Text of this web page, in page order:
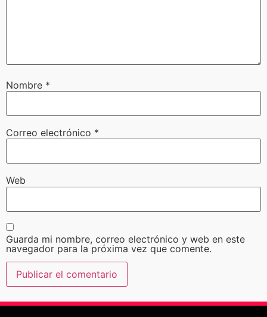
Nombre *
Correo electrónico *
Web
Guarda mi nombre, correo electrónico y web en este
navegador para la próxima vez que comente.